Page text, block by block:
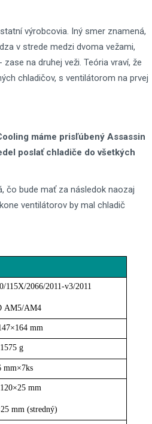
výrobcovia. Iný smer znamená,
v strede medzi dvoma vežami,
na druhej veži. Teória vraví, že
chladičov, s ventilátorom na prvej
máme prisľúbený Assassin
poslať chladiče do všetkých
čo bude mať za následok naozaj
ventilátorov by mal chladič
115X/2066/2011-v3/2011
AM5/AM4
mm
1575 g
mm×7ks
mm
mm (stredný)